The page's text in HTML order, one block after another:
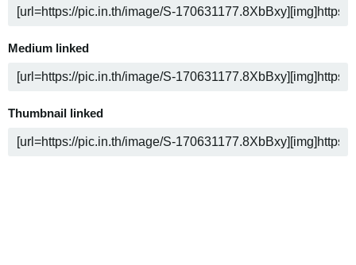
Medium linked
Thumbnail linked